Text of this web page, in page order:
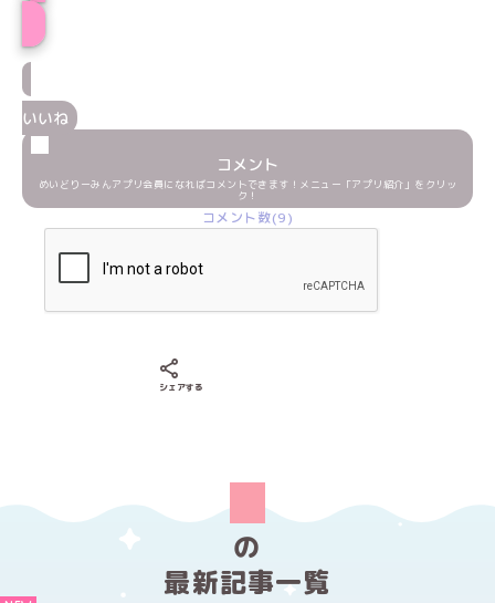
いいね
コメント
めいどりーみんアプリ会員になればコメントできます！メニュー「アプリ紹介」をクリッ
ク！
コメント数(9)
シェアする
の
最新記事一覧